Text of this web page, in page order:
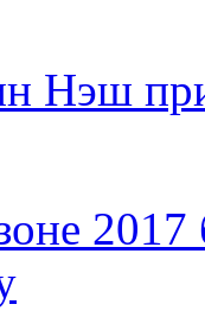
Нэш
2017